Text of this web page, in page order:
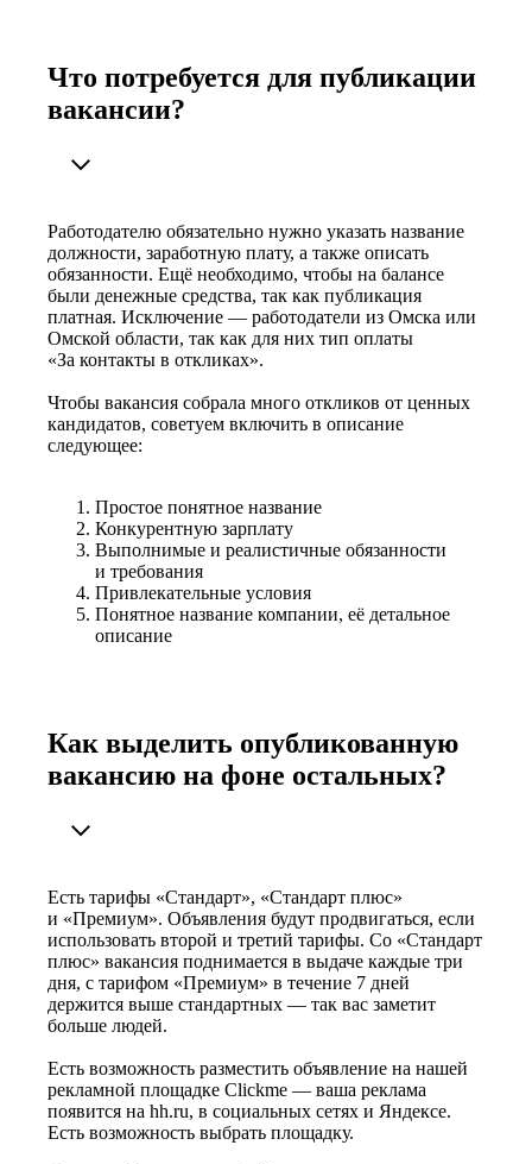
Что потребуется для публикации
вакансии?
Работодателю обязательно нужно указать название
должности, заработную плату, а также описать
обязанности. Ещё необходимо, чтобы на балансе
были денежные средства, так как публикация
платная. Исключение — работодатели из Омска или
Омской области, так как для них тип оплаты
«За контакты в откликах».
Чтобы вакансия собрала много откликов от ценных
кандидатов, советуем включить в описание
следующее:
Простое понятное название
Конкурентную зарплату
Выполнимые и реалистичные обязанности
и требования
Привлекательные условия
Понятное название компании, её детальное
описание
Как выделить опубликованную
вакансию на фоне остальных?
Есть тарифы «Стандарт», «Стандарт плюс»
и «Премиум». Объявления будут продвигаться, если
использовать второй и третий тарифы. Со «Стандарт
плюс» вакансия поднимается в выдаче каждые три
дня, с тарифом «Премиум» в течение 7 дней
держится выше стандартных — так вас заметит
больше людей.
Есть возможность разместить объявление на нашей
рекламной площадке Clickme — ваша реклама
появится на hh.ru, в социальных сетях и Яндексе.
Есть возможность выбрать площадку.